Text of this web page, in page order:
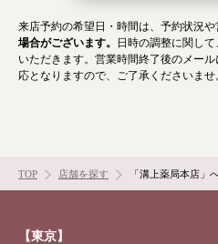
来店予約の希望日・時間は、予約状況や
場合がございます。
日時の調整に関し
いただきます。 営業時間終了後のメー
応となりますので、ご了承くださいませ
TOP 店舗を探す 「溝上薬局本店」
【東京】